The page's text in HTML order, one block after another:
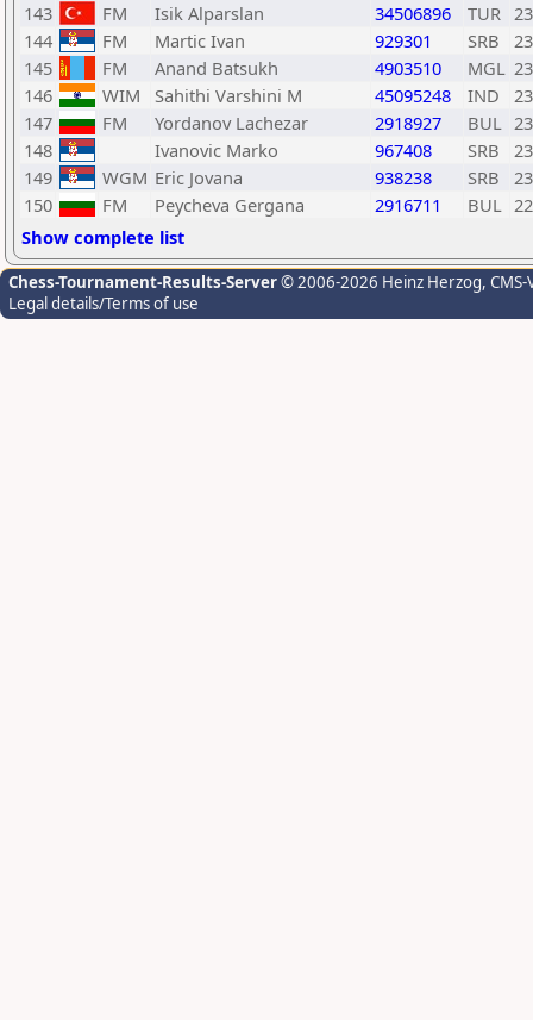
143
FM Isik Alparslan 34506896 TUR
144
FM Martic Ivan 929301 SRB
145
FM Anand Batsukh 4903510 MGL
146
WIM Sahithi Varshini M 45095248 IND
147
FM Yordanov Lachezar 2918927 BUL
148
Ivanovic Marko 967408 SRB
149
WGM Eric Jovana 938238 SRB
150
FM Peycheva Gergana 2916711 BUL
Show complete list
Chess-Tournament-Results-Server© 2006-2026 Heinz Herzog,
Legal details/Terms of use